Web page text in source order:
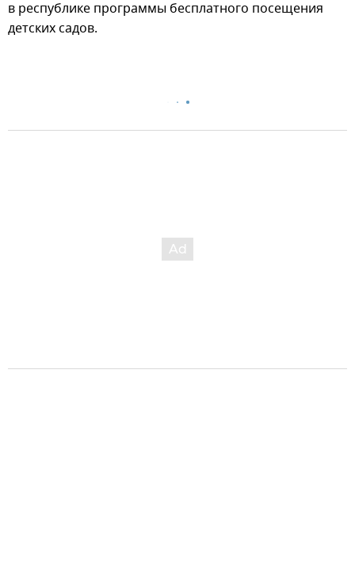
в республике программы бесплатного посещения
детских садов.